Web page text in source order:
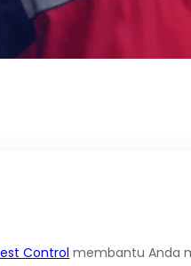
Control membantu Anda